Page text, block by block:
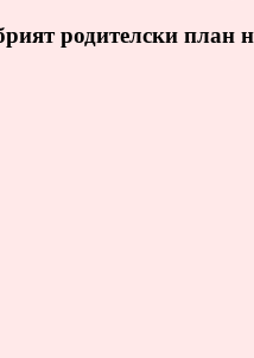
родителски план